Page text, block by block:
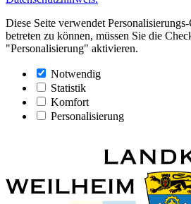
Diese Seite verwendet
betreten zu können, müssen Sie die
"Personalisierung" aktivieren.
Notwendig
Statistik
Komfort
Personalisierung